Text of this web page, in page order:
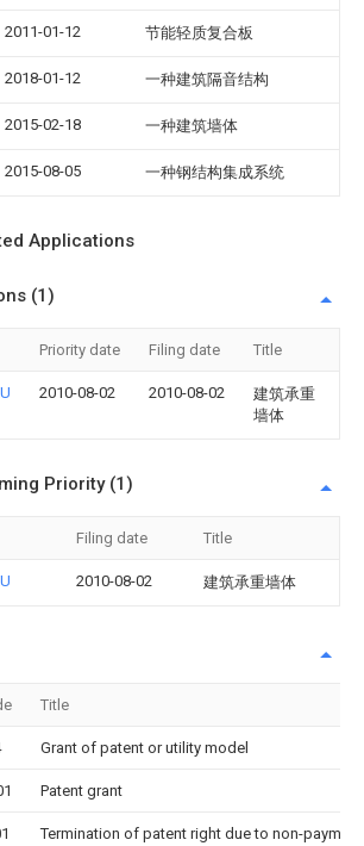
2011-01-12 节能轻质复合板
2018-01-12 一种建筑隔音结构
2015-02-18 一种建筑墙体
2015-08-05 一种钢结构集成系统
Applications
(1)
Priority date Filing date Title
2010-08-02 2010-08-02
建筑承重
墙体
Priority (1)
Filing date Title
2010-08-02 建筑承重墙体
Title
Grant of patent or utility model
Patent grant
Termination of patent right due to non-